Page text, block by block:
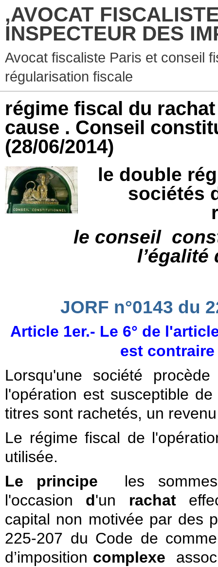
,AVOCAT
INSPECTEUR DES
Avocat fiscaliste Paris et conseil
régularisation fiscale
régime fiscal du
cause . Conseil
(28/06/2014)
le double
sociétés
le conseil
JORF n°0143 du
Article 1er.- Le 6° de
est
Lorsqu'une société
l'opération est susceptible
titres sont rachetés, un
Le régime fiscal de
utilisée.
Le principe les
l'occasion d'un rachat
capital non motivée par des
225-207 du Code de
d’imposition complexe